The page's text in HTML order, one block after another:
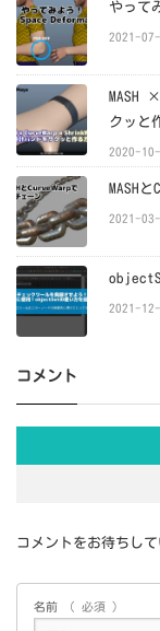
やって
2021-
MASH
クッと
2020-
MASH
2021-
2021-
コメント
コメントをお待ちして
名前 ( 必須 )